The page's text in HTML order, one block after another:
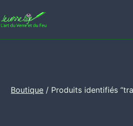
au
contenu
Boutique / Produits identifiés